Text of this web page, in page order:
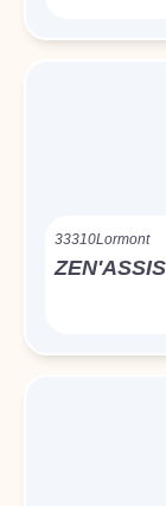
33310Lormont